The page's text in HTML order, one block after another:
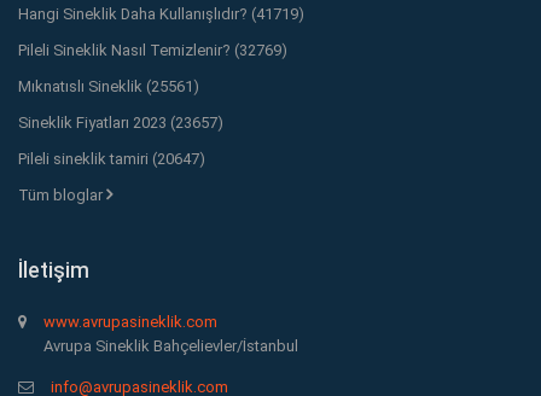
Hangi Sineklik Daha Kullanışlıdır? (41719)
Pileli Sineklik Nasıl Temizlenir? (32769)
Mıknatıslı Sineklik (25561)
Sineklik Fiyatları 2023 (23657)
Pileli sineklik tamiri (20647)
Tüm bloglar
İletişim
www.avrupasineklik.com
Avrupa Sineklik Bahçelievler/İstanbul
info@avrupasineklik.com